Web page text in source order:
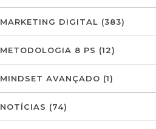
MARKETING DIGITAL (383)
METODOLOGIA 8 PS (12)
MINDSET AVANÇADO (1)
NOTÍCIAS (74)